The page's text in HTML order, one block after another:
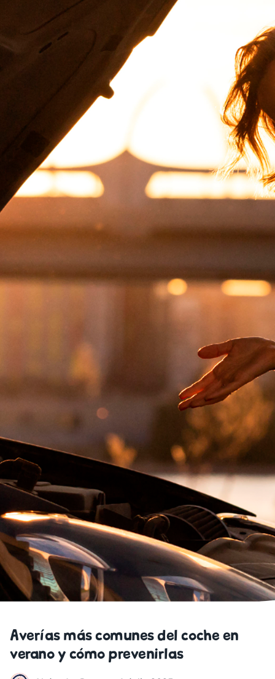
Averías más comunes del coche en
verano y cómo prevenirlas